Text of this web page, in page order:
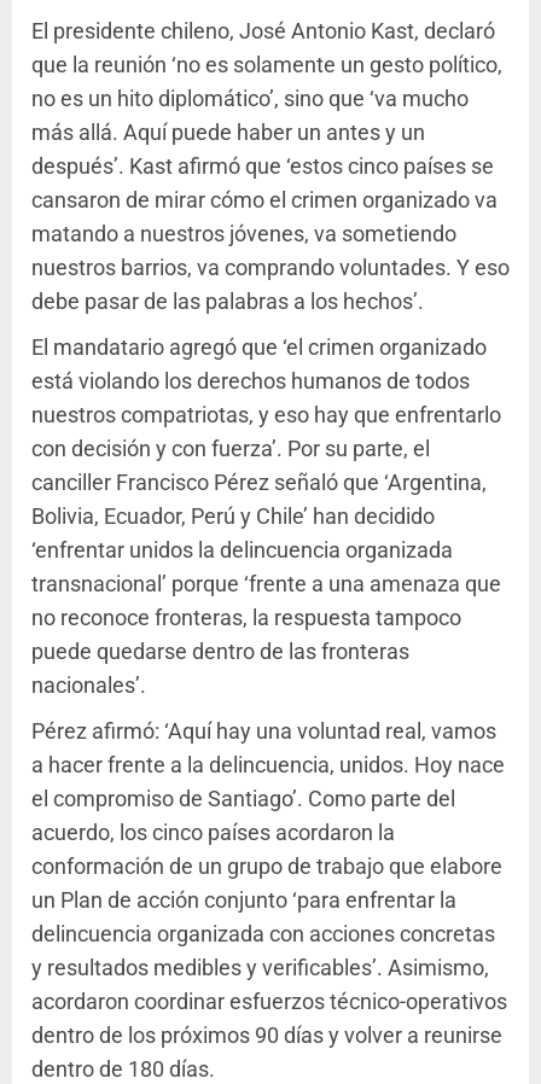
El presidente chileno, José Antonio Kast, declaró
que la reunión ‘no es solamente un gesto político,
no es un hito diplomático’, sino que ‘va mucho
más allá. Aquí puede haber un antes y un
después’. Kast afirmó que ‘estos cinco países se
cansaron de mirar cómo el crimen organizado va
matando a nuestros jóvenes, va sometiendo
nuestros barrios, va comprando voluntades. Y eso
debe pasar de las palabras a los hechos’.
El mandatario agregó que ‘el crimen organizado
está violando los derechos humanos de todos
nuestros compatriotas, y eso hay que enfrentarlo
con decisión y con fuerza’. Por su parte, el
canciller Francisco Pérez señaló que ‘Argentina,
Bolivia, Ecuador, Perú y Chile’ han decidido
‘enfrentar unidos la delincuencia organizada
transnacional’ porque ‘frente a una amenaza que
no reconoce fronteras, la respuesta tampoco
puede quedarse dentro de las fronteras
nacionales’.
Pérez afirmó: ‘Aquí hay una voluntad real, vamos
a hacer frente a la delincuencia, unidos. Hoy nace
el compromiso de Santiago’. Como parte del
acuerdo, los cinco países acordaron la
conformación de un grupo de trabajo que elabore
un Plan de acción conjunto ‘para enfrentar la
delincuencia organizada con acciones concretas
y resultados medibles y verificables’. Asimismo,
acordaron coordinar esfuerzos técnico-operativos
dentro de los próximos 90 días y volver a reunirse
dentro de 180 días.